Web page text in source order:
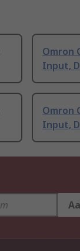
Omron
Input,
Omron
Input,